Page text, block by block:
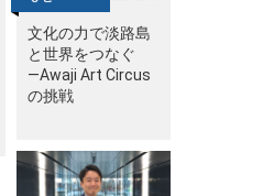
文化の力で淡路島
と世界をつなぐ
—Awaji Art Circus
の挑戦